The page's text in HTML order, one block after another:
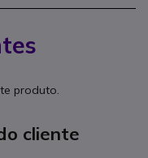
produto.
cliente